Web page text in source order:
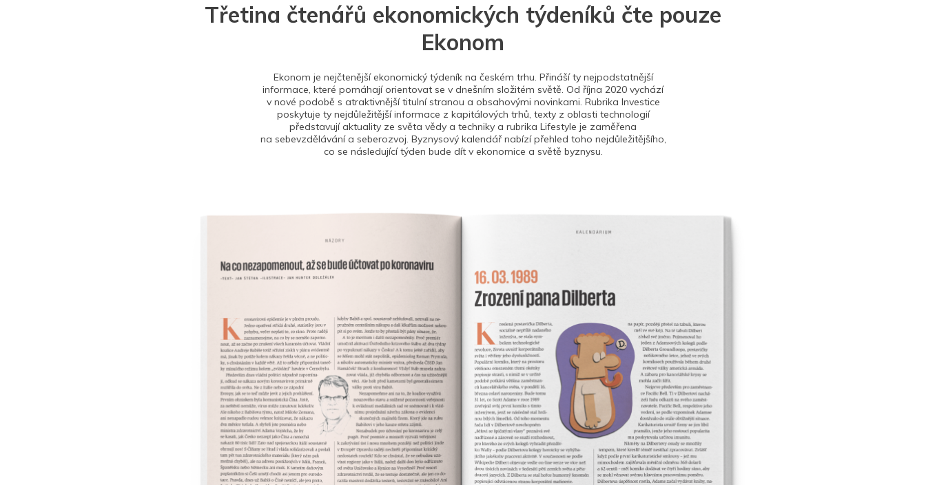
Třetina čtenářů ekonomických týdeníků čte pouze
Ekonom
Ekonom je nejčtenější ekonomický týdeník na českém trhu. Přináší ty nejpodstatnější
informace, které pomáhají orientovat se v dnešním složitém světě. Od října 2020 vychází
v nové podobě s atraktivnější titulní stranou a obsahovými novinkami. Rubrika Investice
poskytuje ty nejdůležitější informace z kapitálových trhů, texty z oblasti technologií
představují aktuality ze světa vědy a techniky a rubrika Lifestyle je zaměřena
na sebevzdělávání a seberozvoj. Byznysový kalendář nabízí přehled toho nejdůležitějšího,
co se následující týden bude dít v ekonomice a světě byznysu.